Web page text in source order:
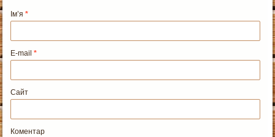
Ім’я*
E-mail*
Сайт
Коментар